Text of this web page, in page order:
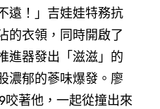
遠！」吉娃娃特務抗
的衣領，同時開啟了
進器發出「滋滋」的
濃郁的蔘味爆發。廖
著他，一起從撞出來